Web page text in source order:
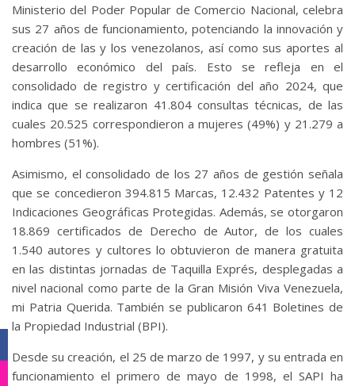
Ministerio del Poder Popular de Comercio Nacional, celebra
sus 27 años de funcionamiento, potenciando la innovación y
creación de las y los venezolanos, así como sus aportes al
desarrollo económico del país. Esto se refleja en el
consolidado de registro y certificación del año 2024, que
indica que se realizaron 41.804 consultas técnicas, de las
cuales 20.525 correspondieron a mujeres (49%) y 21.279 a
hombres (51%).
Asimismo, el consolidado de los 27 años de gestión señala
que se concedieron 394.815 Marcas, 12.432 Patentes y 12
Indicaciones Geográficas Protegidas. Además, se otorgaron
18.869 certificados de Derecho de Autor, de los cuales
1.540 autores y cultores lo obtuvieron de manera gratuita
en las distintas jornadas de Taquilla Exprés, desplegadas a
nivel nacional como parte de la Gran Misión Viva Venezuela,
mi Patria Querida. También se publicaron 641 Boletines de
la Propiedad Industrial (BPI).
Desde su creación, el 25 de marzo de 1997, y su entrada en
funcionamiento el primero de mayo de 1998, el SAPI ha
Instagram